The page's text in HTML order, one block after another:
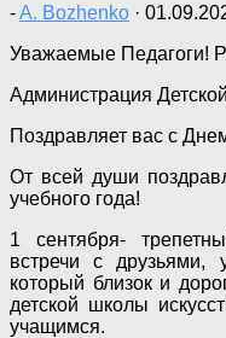
-A. Bozhenko ·
Уважаемые Педагоги!
Администрация
Поздравляет вас с
От всей души
учебного года!
1 сентября-
встречи с друзьями,
который близок и
детской школы
учащимся.